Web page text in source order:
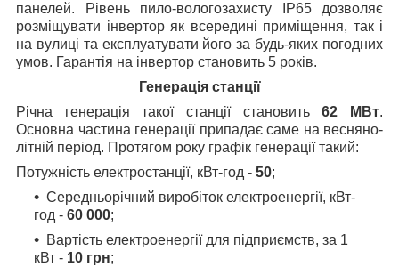
панелей. Рівень пило-вологозахисту ІР65 дозволяє
розміщувати інвертор як всередині приміщення, так і
на вулиці та експлуатувати його за будь-яких погодних
умов. Гарантія на інвертор становить 5 років.
Генерація станції
Річна генерація такої станції становить62 МВт.
Основна частина генерації припадає саме на весняно-
літній період. Протягом року графік генерації такий:
Потужність електростанції, кВт-год - 50;
Середньорічний виробіток електроенергії, кВт-
год - 60 000;
Вартість електроенергії для підприємств, за 1
кВт - 10 грн;